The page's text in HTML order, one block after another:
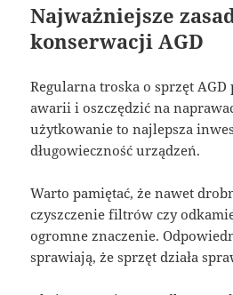
Najważniejsze
konserwacji AGD
Regularna troska o sprzęt
awarii i oszczędzić na
użytkowanie to najlepsza
długowieczność urządzeń.
Warto pamiętać, że nawet
czyszczenie filtrów czy
ogromne znaczenie.
sprawiają, że sprzęt działa